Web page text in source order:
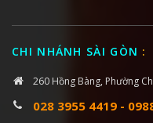
CHI NHÁNH SÀI GÒN :
260 Hồng Bàng, Phường
028 3955 4419 -